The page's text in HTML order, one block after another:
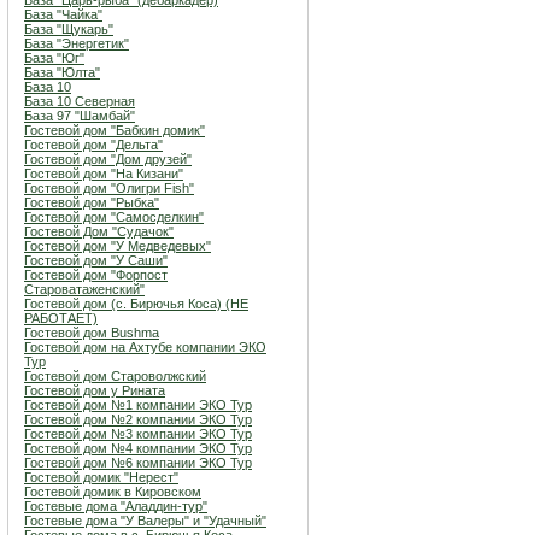
База "Чайка"
База "Щукарь"
База "Энергетик"
База "Юг"
База "Юлта"
База 10
База 10 Северная
База 97 "Шамбай"
Гостевой дом "Бабкин домик"
Гостевой дом "Дельта"
Гостевой дом "Дом друзей"
Гостевой дом "На Кизани"
Гостевой дом "Олигри Fish"
Гостевой дом "Рыбка"
Гостевой дом "Самосделкин"
Гостевой Дом "Судачок"
Гостевой дом "У Медведевых"
Гостевой дом "У Саши"
Гостевой дом "Форпост
Староватаженский"
Гостевой дом (с. Бирючья Коса) (НЕ
РАБОТАЕТ)
Гостевой дом Bushma
Гостевой дом на Ахтубе компании ЭКО
Тур
Гостевой дом Староволжский
Гостевой дом у Рината
Гостевой дом №1 компании ЭКО Тур
Гостевой дом №2 компании ЭКО Тур
Гостевой дом №3 компании ЭКО Тур
Гостевой дом №4 компании ЭКО Тур
Гостевой дом №6 компании ЭКО Тур
Гостевой домик "Нерест"
Гостевой домик в Кировском
Гостевые дома "Аладдин-тур"
Гостевые дома "У Валеры" и "Удачный"